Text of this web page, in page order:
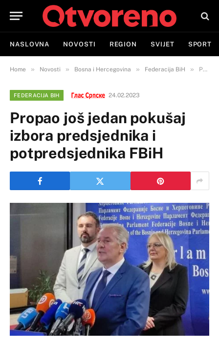
NASLOVNA NOVOSTI REGION SVIJET SPORT
Home » Novosti » Bosna i Hercegovina » Federacija BiH » Propao još jedan pokušaj izbora predsjednika i potpredsjednika FBiH
FEDERACIJA BIH 24.02.2023
Propao još jedan pokušaj
izbora predsjednika i
potpredsjednika FBiH